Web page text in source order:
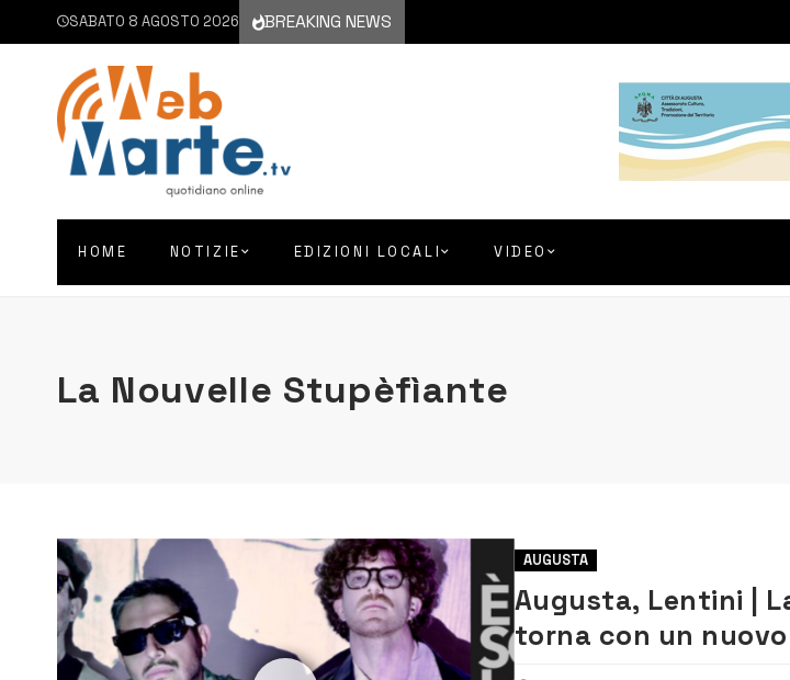
SABATO 8 AGOSTO 2026 BREAKING NEWS
HOME NOTIZIE EDIZIONI LOCALI VIDEO
La Nouvelle Stupèfìante
AUGUSTA
Augusta, Lentini |
torna con un
viaggio